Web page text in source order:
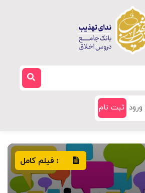
ورود ثبت نام
: فیلم کامل